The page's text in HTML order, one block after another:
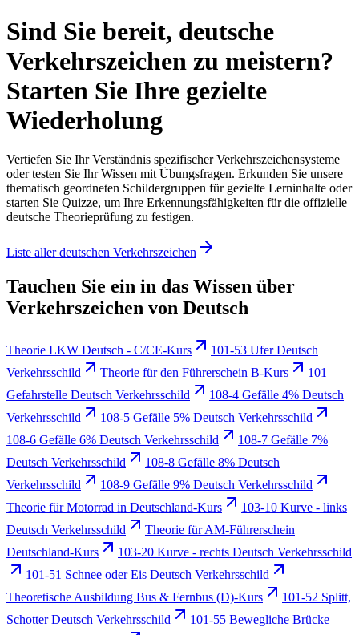
Sind Sie bereit, deutsche
Verkehrszeichen zu meistern?
Starten Sie Ihre gezielte
Wiederholung
Vertiefen Sie Ihr Verständnis spezifischer Verkehrszeichensysteme
oder testen Sie Ihr Wissen mit Übungsfragen. Erkunden Sie unsere
thematisch geordneten Schildergruppen für gezielte Lerninhalte oder
starten Sie Quizze, um Ihre Erkennungsfähigkeiten für die offizielle
deutsche Theorieprüfung zu festigen.
Liste aller deutschen Verkehrszeichen
Tauchen Sie ein in das Wissen über
Verkehrszeichen von Deutsch
Theorie LKW Deutsch - C/CE-Kurs
101-53 Ufer Deutsch
Verkehrsschild
Theorie für den Führerschein B-Kurs
101
Gefahrstelle Deutsch Verkehrsschild
108-4 Gefälle 4% Deutsch
Verkehrsschild
108-5 Gefälle 5% Deutsch Verkehrsschild
108-6 Gefälle 6% Deutsch Verkehrsschild
108-7 Gefälle 7%
Deutsch Verkehrsschild
108-8 Gefälle 8% Deutsch
Verkehrsschild
108-9 Gefälle 9% Deutsch Verkehrsschild
Theorie für Motorrad in Deutschland-Kurs
103-10 Kurve - links
Deutsch Verkehrsschild
Theorie für AM-Führerschein
Deutschland-Kurs
103-20 Kurve - rechts Deutsch Verkehrsschild
101-51 Schnee oder Eis Deutsch Verkehrsschild
Theoretische Ausbildung Bus & Fernbus (D)-Kurs
101-52 Splitt,
Schotter Deutsch Verkehrsschild
101-55 Bewegliche Brücke